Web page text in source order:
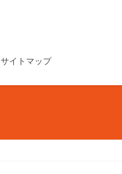
サイトマップ